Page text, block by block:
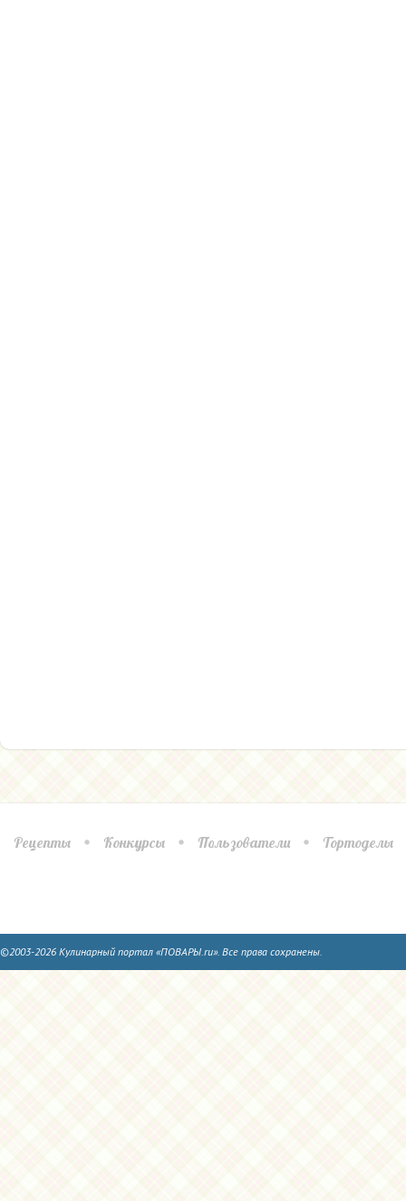
Рецепты Конкурсы Пользователи Тортоделы
©2003-2026 Кулинарный портал «ПОВАРЫ.ru». Все права сохранены.